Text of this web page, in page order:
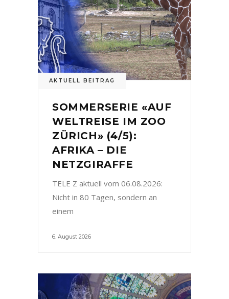
AKTUELL BEITRAG
SOMMERSERIE «AUF
WELTREISE IM ZOO
ZÜRICH» (4/5):
AFRIKA – DIE
NETZGIRAFFE
TELE Z aktuell vom 06.08.2026:
Nicht in 80 Tagen, sondern an
einem
6. August 2026